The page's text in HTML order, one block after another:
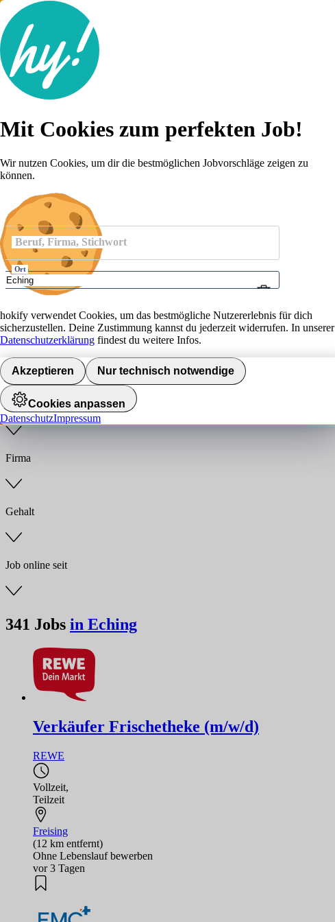
Lebenslauf
Anmelden
Beruf, Firma, Stichwort
Ort
Jobs finden
Branche
Firma
Gehalt
Job online seit
341 Jobs in Eching
Verkäufer Frischetheke (m/w/d)
REWE
Vollzeit,
Teilzeit
Freising
(12 km entfernt)
Ohne Lebenslauf bewerben
vor 3 Tagen
Mit Cookies zum perfekten Job!
Wir nutzen Cookies, um dir die bestmöglichen Jobvorschläge zeigen zu
können.
hokify verwendet Cookies, um das bestmögliche Nutzererlebnis für dich
sicherzustellen. Deine Zustimmung kannst du jederzeit widerrufen. In unserer
Datenschutzerklärung findest du weitere Infos.
Akzeptieren Nur technisch notwendige
Cookies anpassen
DatenschutzImpressum